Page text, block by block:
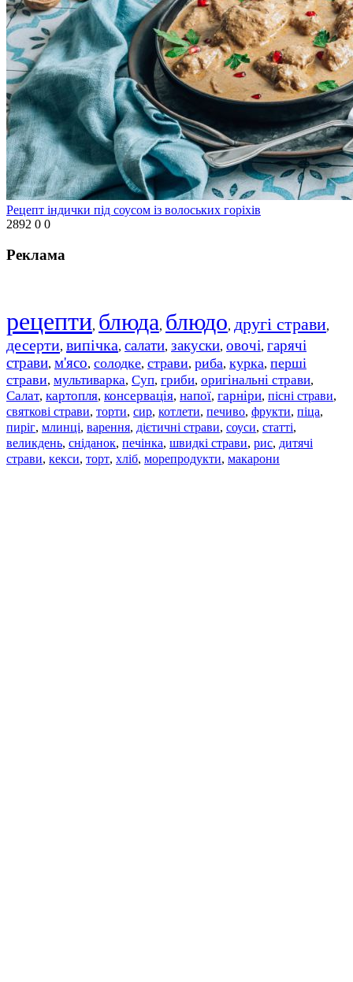
Рецепт індички під соусом із волоських горіхів
2892 0 0
Реклама
рецепти, блюда, блюдо, другі страви,
десерти, випічка, салати, закуски, овочі, гарячі
страви, м'ясо, солодке, страви, риба, курка, перші
страви, мультиварка, Суп, гриби, оригінальні страви,
Салат, картопля, консервація, напої, гарніри, пісні страви,
святкові страви, торти, сир, котлети, печиво, фрукти, піца,
пиріг, млинці, варення, дієтичні страви, соуси, статті,
великдень, сніданок, печінка, швидкі страви, рис, дитячі
страви, кекси, торт, хліб, морепродукти, макарони